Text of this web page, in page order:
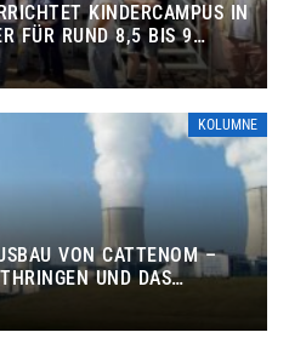
KINDERCAMPUS IN
FÜR RUND 8,5 BIS 9
KOLUMNE
VON CATTENOM –
UND DAS